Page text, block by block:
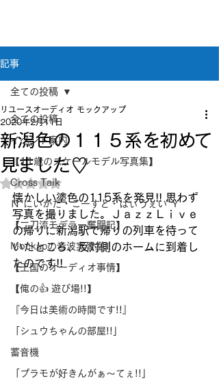
記事
全ての投稿
イベント案内
【11歳のスケールモデル写真集】
Cross Taik
Ｎ”にいがた・こーすと・はぃうぇい”Ｙ
【二刀流モデラー奮闘記】
Mockupの音波実習室!!
【王国のオーディオ事情】
【俺の👍 遊び場!!】
『今日は美術の時間です!!』
「シュウちゃんの部屋!!」
蓄音機
「プラモが好きんがぁ～てぇ!!」
全ての投稿
新潟色の１１５系を初めて
見ました♡
リユースオーディオ モックアップ
2020年2月11日
5つ星のうちNaNと評価されています。
懐かしい塗色の115系を発見!! 思わず
写真を撮りました。ＪａｚｚＬｉｖｅ
の帰りに新潟駅で帰りの列車を待って
いたところ、反対側のホームに到着し
たのです!!